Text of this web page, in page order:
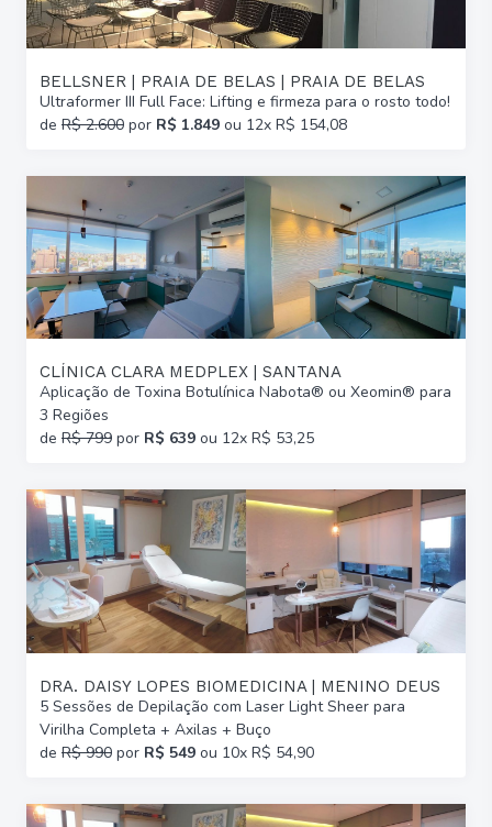
BELLSNER | PRAIA DE BELAS | PRAIA DE BELAS
Ultraformer III Full Face: Lifting e firmeza para o rosto todo!
de R$ 2.600 por R$ 1.849 ou 12x R$ 154,08
CLÍNICA CLARA MEDPLEX | SANTANA
Aplicação de Toxina Botulínica Nabota® ou Xeomin® para
3 Regiões
de R$ 799 por R$ 639 ou 12x R$ 53,25
DRA. DAISY LOPES BIOMEDICINA | MENINO DEUS
5 Sessões de Depilação com Laser Light Sheer para
Virilha Completa + Axilas + Buço
de R$ 990 por R$ 549 ou 10x R$ 54,90